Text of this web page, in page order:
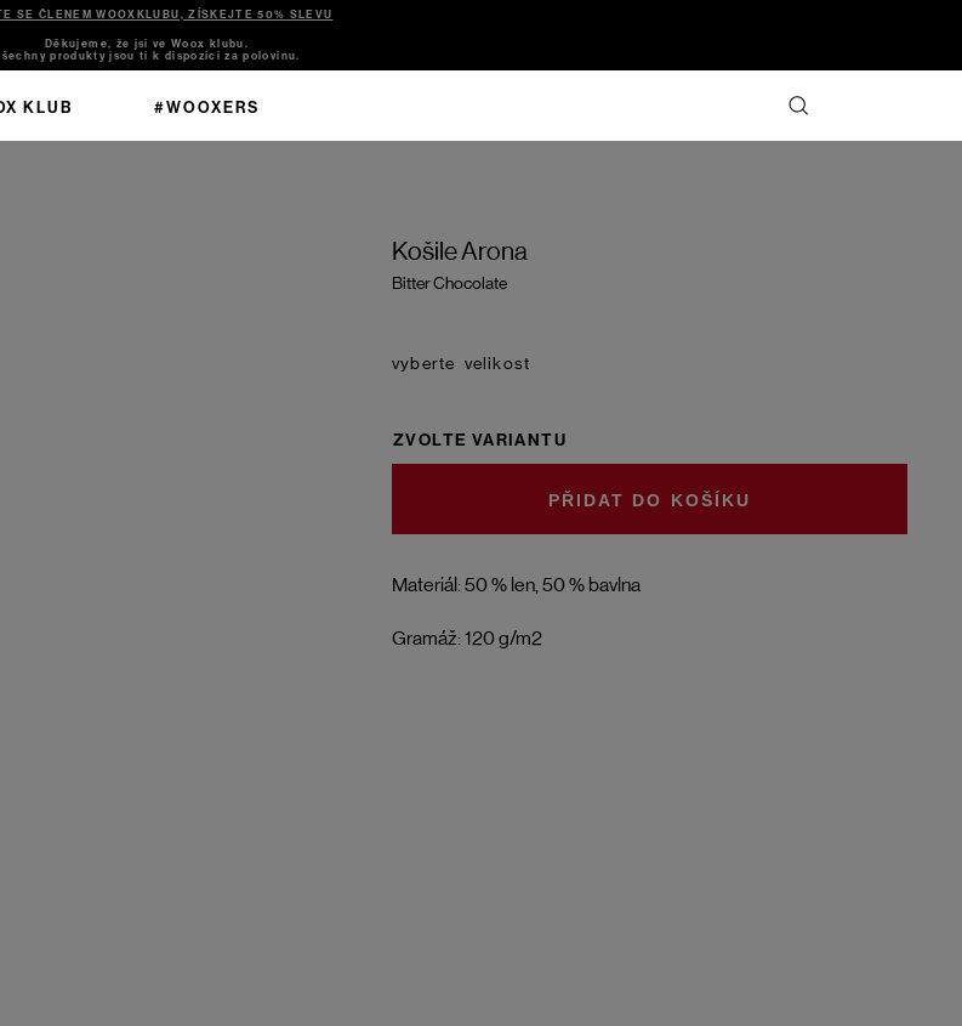
SE ČLENEM WOOXKLUBU, ZÍSKEJTE 50% SLEVU
Děkujeme, že jsi ve Woox klubu.
produkty jsou ti k dispozici za polovinu.
KLUB #WOOXERS
Košile Arona
Bitter Chocolate
Materiál: 50 % len, 50 % bavlna
Gramáž: 120 g/m2
velikost
ZVOLTE VARIANTU
DO KOŠÍKU